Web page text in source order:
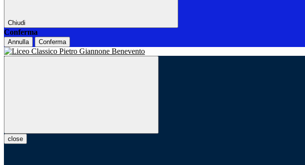
Chiudi
Conferma
Annulla Conferma
close